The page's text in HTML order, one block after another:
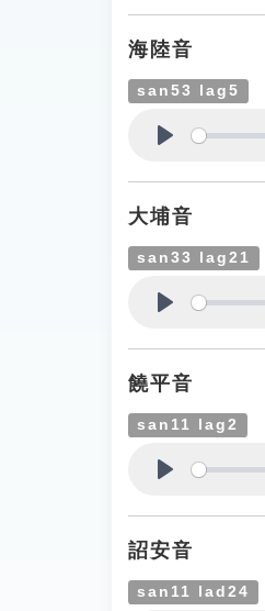
海陸音
san53 lag5
大埔音
san33 lag21
饒平音
san11 lag2
詔安音
san11 lad24